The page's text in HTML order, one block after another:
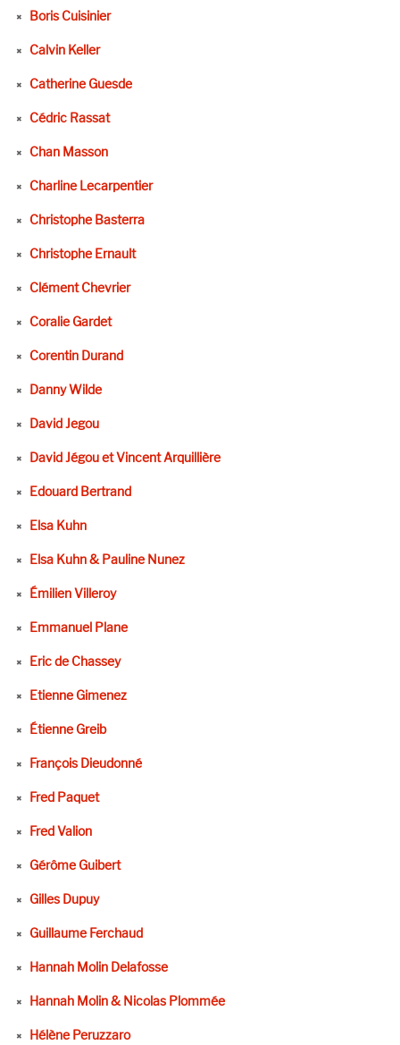
Boris Cuisinier
Calvin Keller
Catherine Guesde
Cédric Rassat
Chan Masson
Charline Lecarpentier
Christophe Basterra
Christophe Ernault
Clément Chevrier
Coralie Gardet
Corentin Durand
Danny Wilde
David Jegou
David Jégou et Vincent Arquillière
Edouard Bertrand
Elsa Kuhn
Elsa Kuhn & Pauline Nunez
Émilien Villeroy
Emmanuel Plane
Eric de Chassey
Etienne Gimenez
Étienne Greib
François Dieudonné
Fred Paquet
Fred Valion
Gérôme Guibert
Gilles Dupuy
Guillaume Ferchaud
Hannah Molin Delafosse
Hannah Molin & Nicolas Plommée
Hélène Peruzzaro